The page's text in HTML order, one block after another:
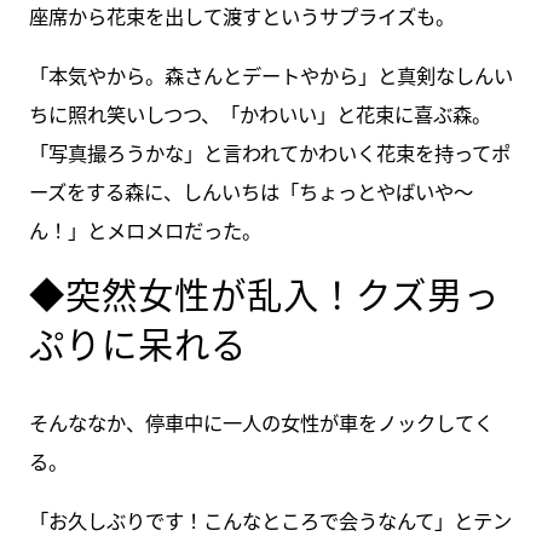
座席から花束を出して渡すというサプライズも。
「本気やから。森さんとデートやから」と真剣なしんい
ちに照れ笑いしつつ、「かわいい」と花束に喜ぶ森。
「写真撮ろうかな」と言われてかわいく花束を持ってポ
ーズをする森に、しんいちは「ちょっとやばいや～
ん！」とメロメロだった。
◆突然女性が乱入！クズ男っ
ぷりに呆れる
そんななか、停車中に一人の女性が車をノックしてく
る。
「お久しぶりです！こんなところで会うなんて」とテン